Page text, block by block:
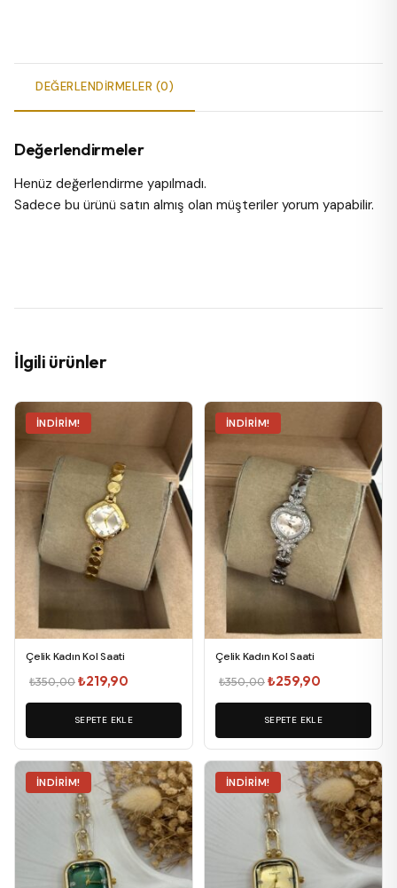
DEĞERLENDIRMELER (0)
Değerlendirmeler
Henüz değerlendirme yapılmadı.
Sadece bu ürünü satın almış olan müşteriler yorum yapabilir.
İlgili ürünler
İNDIRIM!
Çelik Kadın Kol Saati
₺350,00Orijinal
fiyat:
₺350,00.
₺219,90
andaki
fiyat:
₺219,90.
SEPETE EKLE
İNDIRIM!
Çelik Kadın Kol Saati
₺350,00Orijinal
fiyat:
₺350,00.
₺259,90
andaki
fiyat:
₺259,90.
SEPETE EKLE
İNDIRIM! İNDIRIM!